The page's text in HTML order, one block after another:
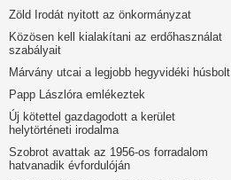
Zöld Irodát nyitott az önkormányzat
Közösen kell kialakítani az erdőhasználat
szabályait
Márvány utcai a legjobb hegyvidéki húsbolt
Papp Lászlóra emlékeztek
Új kötettel gazdagodott a kerület
helytörténeti irodalma
Szobrot avattak az 1956-os forradalom
hatvanadik évfordulóján